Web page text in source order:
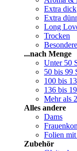
Extra dick
Extra
Long
Trocken
...nach Menge
Unter 50
50 bis 99
100 bis
136 bis
Mehr als
Alles andere
Dams
Folien
Zubehör